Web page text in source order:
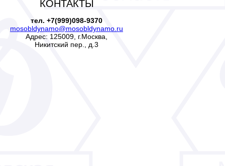
КОНТАКТЫ
тел. +7(999)098-9370
mosobldynamo@mosobldynamo.ru
Адрес: 125009, г.Москва,
Никитский пер., д.3